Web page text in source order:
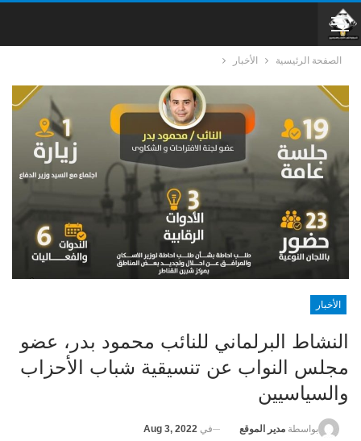
الصفحة الرئيسية الأخبار
الأخبار
النشاط البرلماني للنائب محمود بدر، عضو
مجلس النواب عن تنسيقية شباب الأحزاب
والسياسيين
بواسطة مدير الموقع في Aug 3, 2022